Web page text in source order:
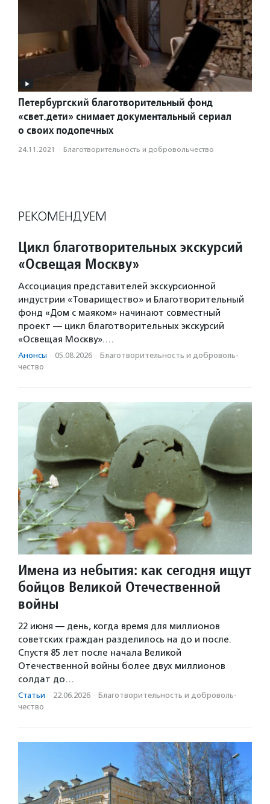
Петербургский благотворительный фонд
«свет.дети» снимает документальный сериал
о своих подопечных
24.11.2021 · Благотвори­тель­ность и доброволь­чест­во
РЕКОМЕНДУЕМ
Цикл благотворительных экскурсий
«Освещая Москву»
Ассоциация представителей экскурсионной
индустрии «Товарищество» и Благотворительный
фонд «Дом с маяком» начинают совместный
проект — цикл благотворительных экскурсий
«Освещая Москву».…
Анонсы · 05.08.2026 · Благотвори­тель­ность и доброволь­
чест­во
Имена из небытия: как сегодня ищут
бойцов Великой Отечественной
войны
22 июня — день, когда время для миллионов
советских граждан разделилось на до и после.
Спустя 85 лет после начала Великой
Отечественной войны более двух миллионов
солдат до…
Статьи · 22.06.2026 · Благотвори­тель­ность и доброволь­
чест­во